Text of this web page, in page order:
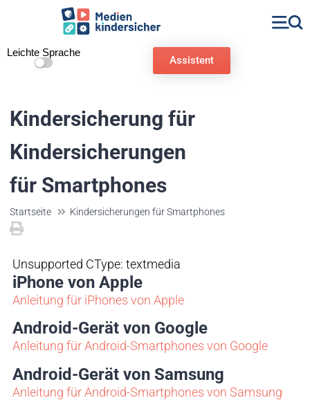
Leichte Sprache
Assistent
Kindersicherung für
Kindersicherungen
für Smartphones
Startseite Kindersicherungen für Smartphones
Unsupported CType: textmedia
iPhone von Apple
Anleitung für iPhones von Apple
Android-Gerät von Google
Anleitung für Android-Smartphones von Google
Android-Gerät von Samsung
Anleitung für Android-Smartphones von Samsung